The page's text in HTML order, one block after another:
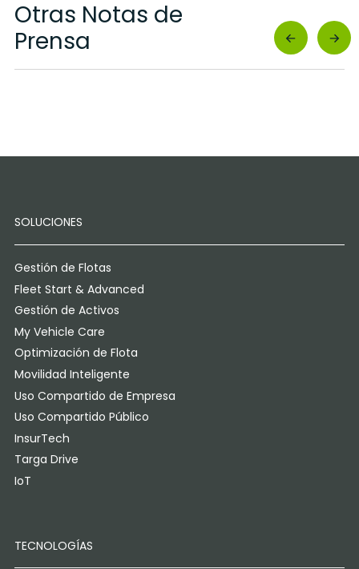
Otras Notas de
Prensa
SOLUCIONES
Gestión de Flotas
Fleet Start & Advanced
Gestión de Activos
My Vehicle Care
Optimización de Flota
Movilidad Inteligente
Uso Compartido de Empresa
Uso Compartido Público
InsurTech
Targa Drive
IoT
TECNOLOGÍAS